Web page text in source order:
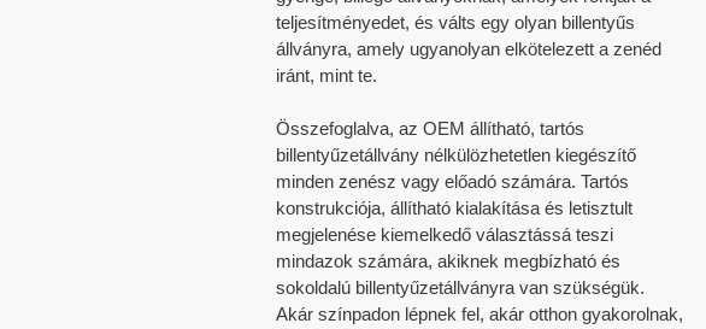
teljesítményedet, és válts egy olyan billentyűs
állványra, amely ugyanolyan elkötelezett a zenéd
iránt, mint te.
Összefoglalva, az OEM állítható, tartós
billentyűzetállvány nélkülözhetetlen kiegészítő
minden zenész vagy előadó számára. Tartós
konstrukciója, állítható kialakítása és letisztult
megjelenése kiemelkedő választássá teszi
mindazok számára, akiknek megbízható és
sokoldalú billentyűzetállványra van szükségük.
Akár színpadon lépnek fel, akár otthon gyakorolnak,